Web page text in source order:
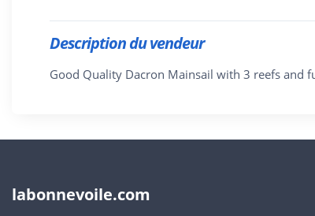
Description du vendeur
Good Quality Dacron Mainsail with 3 reefs and
labonnevoile.com